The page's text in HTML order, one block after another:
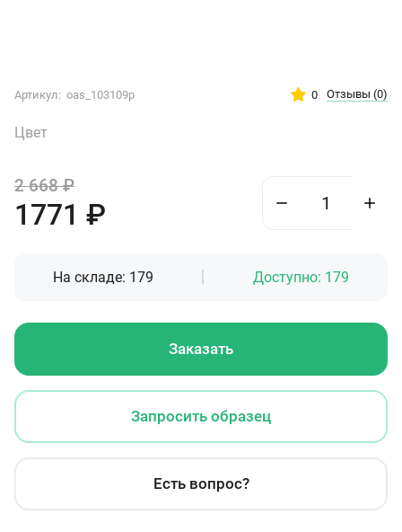
Артикул: oas_103109p 0 Отзывы (0)
Цвет
2 668 ₽
1771 ₽
На складе: 179 Доступно: 179
Заказать
Запросить образец
Есть вопрос?